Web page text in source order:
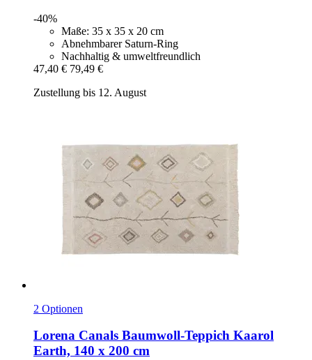
-40%
Maße: 35 x 35 x 20 cm
Abnehmbarer Saturn-Ring
Nachhaltig & umweltfreundlich
47,40 € 79,49 €
Zustellung bis 12. August
2 Optionen
Lorena Canals Baumwoll-​Teppich Kaarol
Earth, 140 x 200 cm